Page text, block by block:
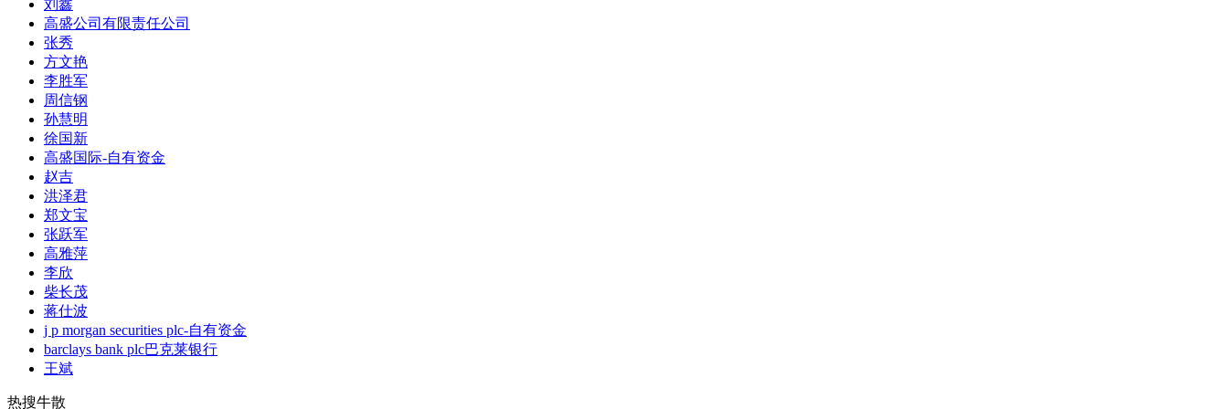
刘鑫
高盛公司有限责任公司
张秀
方文艳
李胜军
周信钢
孙慧明
徐国新
高盛国际-自有资金
赵吉
洪泽君
郑文宝
张跃军
高雅萍
李欣
柴长茂
蒋仕波
j p morgan securities plc-自有资金
barclays bank plc巴克莱银行
王斌
热搜牛散